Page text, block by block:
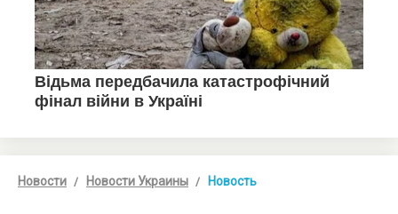
Новости Новости Украины Новость